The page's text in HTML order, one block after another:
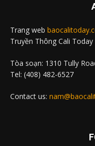
Trang web
Truyền Thông Cali Today
Tòa soạn: 1310 Tully
Tel: (408) 482-6527
Contact us: